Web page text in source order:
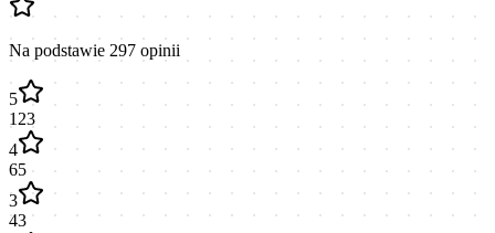
Na podstawie 297 opinii
5
123
4
65
3
43